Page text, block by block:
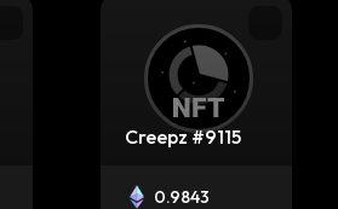
Creepz #9115
0.9843